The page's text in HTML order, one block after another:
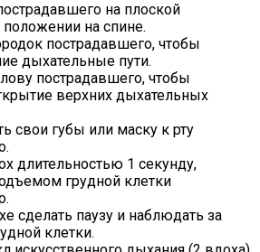
на плоской
на спине.
пострадавшего, чтобы
дыхательные пути.
пострадавшего, чтобы
верхних дыхательных
свои губы или маску к рту
длительностью 1 секунду,
грудной клетки
сделать паузу и наблюдать за
клетки.